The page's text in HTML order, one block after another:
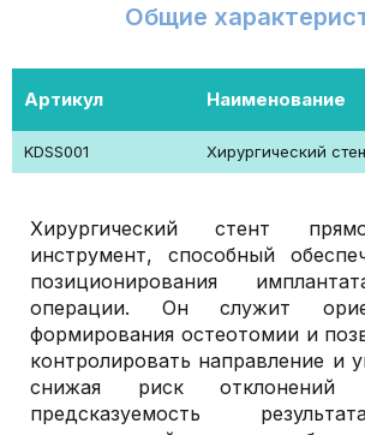
Общие
Артикул Наименование
KDSS001 Хирургический
Хирургический стент
инструмент, способный
позиционирования
операции. Он служит
формирования остеотомии и
контролировать направление и
снижая риск
предсказуемость